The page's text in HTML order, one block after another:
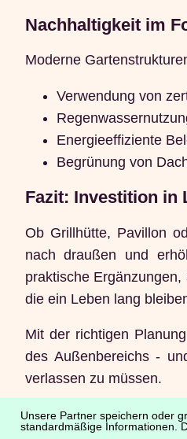
Unsere Partner speichern oder
standardmäßige Informationen.
Nachhaltigkeit im
Moderne
Verwendung von
Energieeffiziente
Begrünung von
Fazit: Investition in
Ob Grillhütte, Pavillon
nach draußen und
praktische
die ein Leben lang
Mit der richtigen
des Außenbereichs -
verlassen zu müssen.